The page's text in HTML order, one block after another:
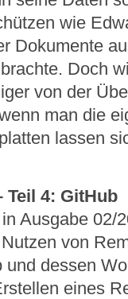
wie
Dokumente
Doch
von der
man die
lassen
Teil 4: GitHub
Ausgabe
von
und dessen
eines